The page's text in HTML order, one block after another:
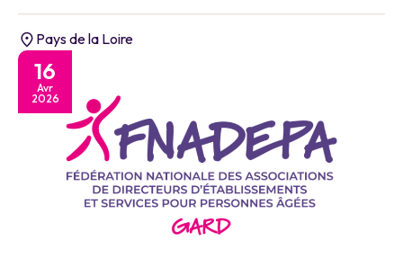
Pays de la Loire
16
Avr
2026